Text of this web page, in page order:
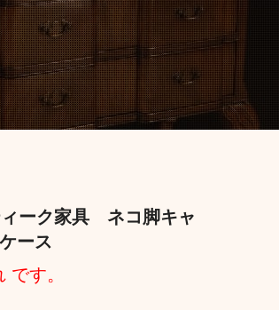
ィーク家具 ネコ脚キャ
ース
です。